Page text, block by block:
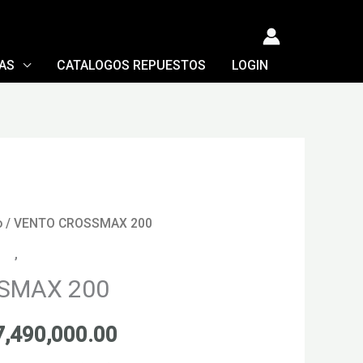
CATALOGOS REPUESTOS LOGIN
/ VENTO CROSSMAX 200
,
200
El